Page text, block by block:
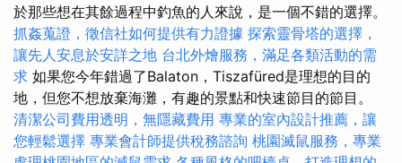
於那些想在其餘過程中釣魚的人來說，是一個不錯的選擇。
抓姦蒐證，徵信社如何提供有力證據 探索靈骨塔的選擇，
讓先人安息於安詳之地 台北外燴服務，滿足各類活動的需
求 如果您今年錯過了Balaton，Tiszafüred是理想的目的
地，但您不想放棄海灘，有趣的景點和快速節目的節目。
清潔公司費用透明，無隱藏費用 專業的室內設計推薦，讓
您輕鬆選擇 專業會計師提供稅務諮詢 桃園滅鼠服務，專業